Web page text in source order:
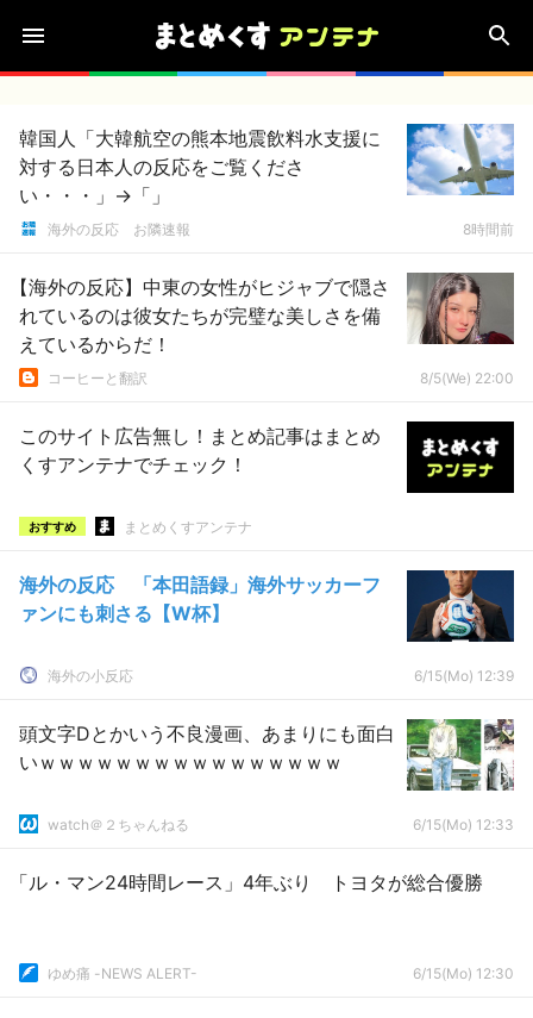
韓国人「大韓航空の熊本地震飲料水支援に
対する日本人の反応をご覧くださ
い・・・」→「」
海外の反応 お隣速報 8時間前
【海外の反応】中東の女性がヒジャブで隠さ
れているのは彼女たちが完璧な美しさを備
えているからだ！
コーヒーと翻訳 8/5(We) 22:00
このサイト広告無し！まとめ記事はまとめ
くすアンテナでチェック！
おすすめ まとめくすアンテナ
海外の反応 「本田語録」海外サッカーフ
ァンにも刺さる【W杯】
海外の小反応 6/15(Mo) 12:39
頭文字Dとかいう不良漫画、あまりにも面白
いｗｗｗｗｗｗｗｗｗｗｗｗｗｗｗｗ
watch＠２ちゃんねる 6/15(Mo) 12:33
「ル・マン24時間レース」4年ぶり トヨタが総合優勝
ゆめ痛 -NEWS ALERT- 6/15(Mo) 12:30